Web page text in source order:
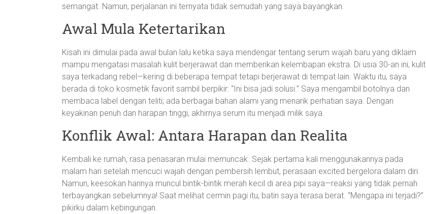
semangat. Namun, perjalanan ini ternyata tidak semudah yang saya bayangkan.
Awal Mula Ketertarikan
Kisah ini dimulai pada awal bulan lalu ketika saya mendengar tentang serum wajah baru yang diklaim
mampu mengatasi masalah kulit berjerawat dan memberikan kelembapan ekstra. Di usia 30-an ini, kulit
saya terkadang rebel—kering di beberapa tempat tetapi berjerawat di tempat lain. Waktu itu, saya
berada di toko kosmetik favorit sambil berpikir: “Ini bisa jadi solusi.” Saya mengambil botolnya dan
membaca label dengan teliti; ada berbagai bahan alami yang menarik perhatian saya. Dengan
keyakinan penuh dan harapan tinggi, akhirnya serum itu menjadi milik saya.
Konflik Awal: Antara Harapan dan Realita
Kembali ke rumah, rasa penasaran mulai memuncak. Sejak pertama kali menggunakannya pada
malam hari setelah mencuci wajah dengan pembersih lembut, perasaan excited bergelora dalam diri.
Namun, keesokan harinya muncul bintik-bintik merah kecil di area pipi saya—reaksi yang tidak pernah
terbayangkan sebelumnya! Saat melihat cermin pagi itu, batin saya terasa berat. “Mengapa ini terjadi?”
pikirku dalam kebingungan.